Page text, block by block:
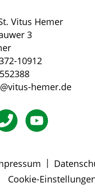
Vitus Hemer
3
10912
hemer.de
|
Cookie-